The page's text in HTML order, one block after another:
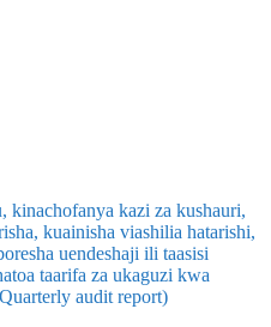
kazi za kushauri,
kuainisha viashilia hatarishi,
uendeshaji ili taasisi
taarifa za ukaguzi kwa
audit report)